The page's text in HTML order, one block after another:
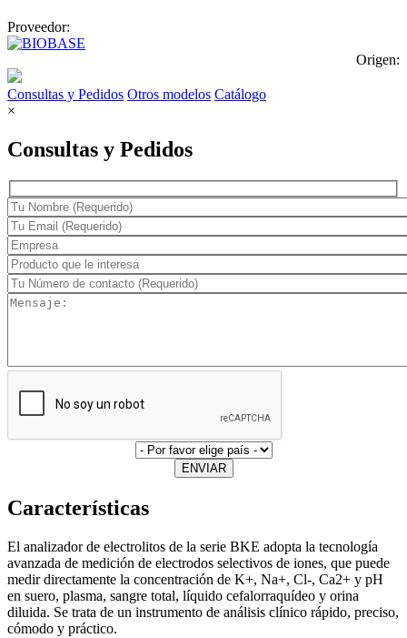
Proveedor:
Origen:
Consultas y Pedidos Otros modelos Catálogo
×
Consultas y Pedidos
ENVIAR
Características
El analizador de electrolitos de la serie BKE adopta la tecnología
avanzada de medición de electrodos selectivos de iones, que puede
medir directamente la concentración de K+, Na+, Cl-, Ca2+ y pH
en suero, plasma, sangre total, líquido cefalorraquídeo y orina
diluida. Se trata de un instrumento de análisis clínico rápido, preciso,
cómodo y práctico.